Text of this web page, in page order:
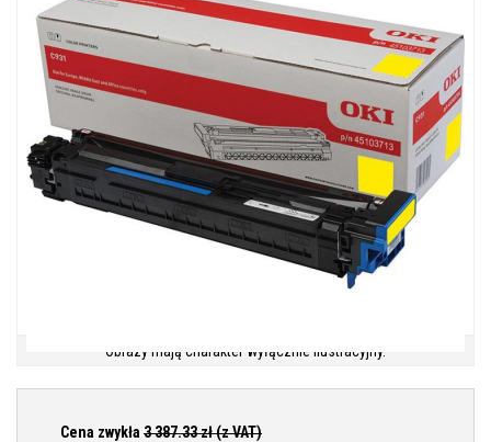
Obrazy mają charakter wyłącznie ilustracyjny.
Cena zwykła 3 387.33zł (z VAT)